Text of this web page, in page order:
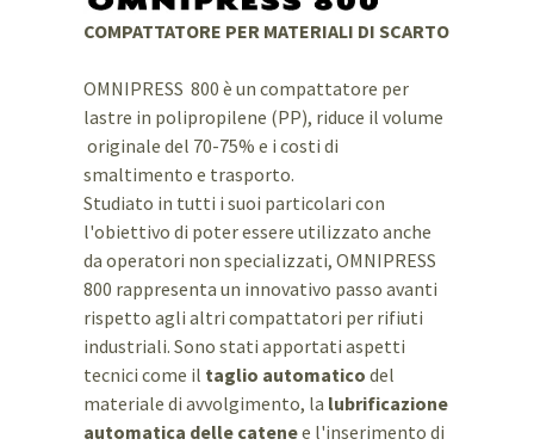
COMPATTATORE PER MATERIALI DI SCARTO
OMNIPRESS 800 è un compattatore per
lastre in polipropilene (PP), riduce il volume
originale del 70-75% e i costi di
smaltimento e trasporto.
Studiato in tutti i suoi particolari con
l'obiettivo di poter essere utilizzato anche
da operatori non specializzati, OMNIPRESS
800 rappresenta un innovativo passo avanti
rispetto agli altri compattatori per rifiuti
industriali. Sono stati apportati aspetti
tecnici come il taglio automatico del
materiale di avvolgimento, la lubrificazione
automatica delle catenee l'inserimento di